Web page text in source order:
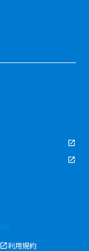
利用規約